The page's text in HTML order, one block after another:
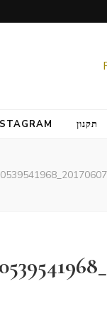
תקנון
20170607-